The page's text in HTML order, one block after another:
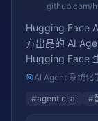
github.com/
Hugging Face
方出品的 AI
Hugging Face
🎯AI Agent 系统化
#agentic-ai #